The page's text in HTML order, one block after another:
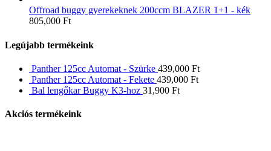
Offroad buggy gyerekeknek 200ccm BLAZER 1+1 - kék
805,000 Ft
Legújabb termékeink
Panther 125cc Automat - Szürke 439,000 Ft
Panther 125cc Automat - Fekete 439,000 Ft
Bal lengőkar Buggy K3-hoz 31,900 Ft
Akciós termékeink